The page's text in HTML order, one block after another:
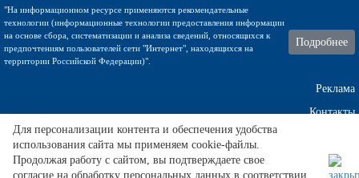
"На информационном ресурсе применяются рекомендательные
технологии (информационные технологии предоставления информации
на основе сбора, систематизации и анализа сведений, относящихся к
предпочтениям пользователей сети "Интернет", находящихся на
территории Российской Федерации)".
Подробнее
Реклама
Контакты
Техническа поддержка
Для персонализации контента и обеспечения удобства
использования сайта мы применяем cookie-файлы.
Продолжая работу с сайтом, вы подтверждаете свое
согласие на обработку персональных данных в соответствии